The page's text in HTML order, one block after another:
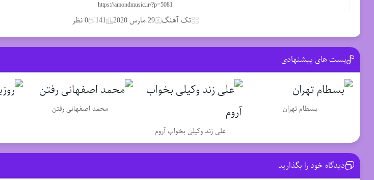
تک آهنگ 29 مارس 2020 141 0 نظر
پست های پیشنهادی
بسطام تهران
علی زند وکیلی بخواب آروم
محمد اصفهانی رفتن
دیدگاه خود را بگذارید